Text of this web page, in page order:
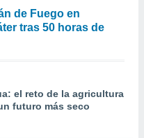
de Fuego en
tras 50 horas de
el reto de la agricultura
futuro más seco